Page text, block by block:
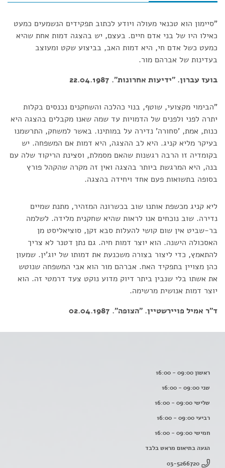
"סיימון הוא טכנאי מעולה ויודע לכתוב תפקידים הנשמעים כמעט
כאילו היו של בני אדם חיים. בעצם, יש בהצגה דמות אחת שהיא
כמעט כשל אדם חי, היא דמות האב, בביצוע שקט ומעוצב
בעדינות של אברהם מור.
בועז עברון. "ידיעות אחרונות". 22.04.1987
"הבימוי מקצועי, שוטף, בנוי כהלכה והשחקנים נכנסים בקלות
יתרה לפני ולפנים של הדמויות עד שמה שאנו מקבלים בהצגה היא
כנות, אמת, 'סחורה' נדירה על במותינו. באשר למשחק, התרשמנו
בעיקר מליא קניג. היא לב ההצגה, היא דמות אם המשפחה. יש
בקומדיה זו הרבה רגשנות שהאם מסמלת, וסצינת הריקוד שלה עם
בנה, היא המרגשת ביותר בהצגה ואין זה מקרה שהקהל פורץ
בסופה בתשואות פעם אחד ויחידה בהצגה.
ליא קניג מכשפת אותנו שוב בכשרונה המזהיר, מתנת שמיים
נדירה. שוב נוכחים אנו לראות שהיא שחקנית מלידה. לשלמה
בר-שביט אין שום קושי להעלות סבא זקן, סוציאליסט מן
האסכולה הישנה. הוא יוצר דמות חיה. גם נתן דטנר לא צריך
להתאמץ, כדי ליצור בצורה משכנעת את דמותו של יוג'ין. שמעון
כהן מצויין בתפקיד האח. אברהם מור הוא אבי המשפחה שנוטש
את אשתו בלי שנבין ביתר דיוק מדוע נוקט צעד דרמטי זה. הוא
יוצר דמות אנושית מרשימה.
ד"ר אמיל פויירשטיין. "הצופה". 02.04.1987
ראשון 09:00 - 16:00
שני 09:00 - 16:00
שלישי 09:00 - 16:00
רביעי 09:00 - 16:00
חמישי 09:00 - 16:00
הגעה בתיאום מראש בלבד
03-5266720